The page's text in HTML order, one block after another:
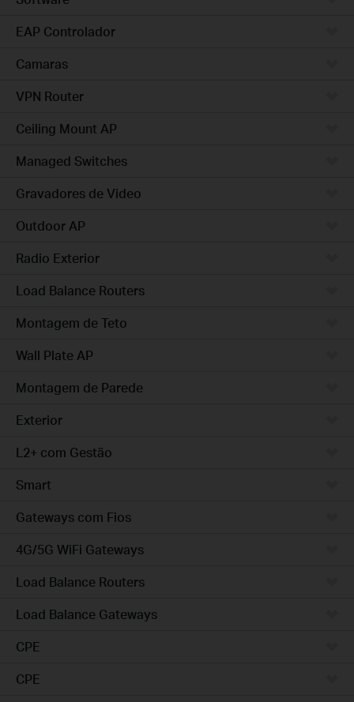
EAP Controlador
Camaras
VPN Router
Ceiling Mount AP
Managed Switches
Gravadores de Video
Outdoor AP
Radio Exterior
Load Balance Routers
Montagem de Teto
Wall Plate AP
Montagem de Parede
Exterior
L2+ com Gestão
Smart
Gateways com Fios
4G/5G WiFi Gateways
Load Balance Routers
Load Balance Gateways
CPE
CPE